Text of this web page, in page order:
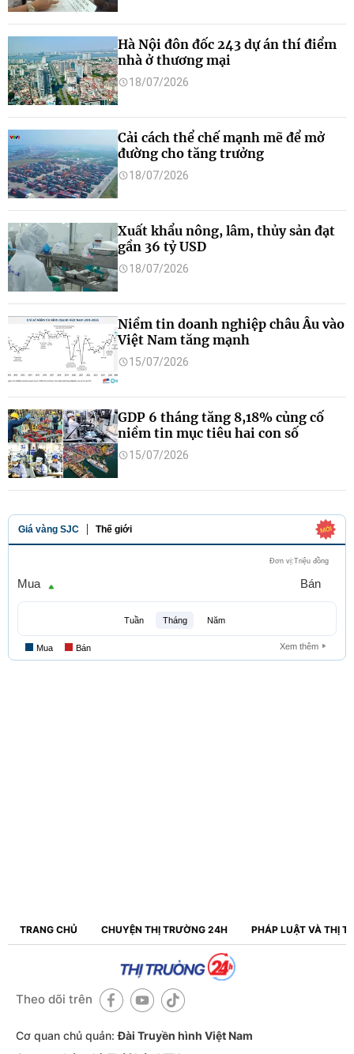
Hà Nội đôn đốc 243 dự án thí điểm
nhà ở thương mại
18/07/2026
Cải cách thể chế mạnh mẽ để mở
đường cho tăng trưởng
18/07/2026
Xuất khẩu nông, lâm, thủy sản đạt
gần 36 tỷ USD
18/07/2026
Niềm tin doanh nghiệp châu Âu vào
Việt Nam tăng mạnh
15/07/2026
GDP 6 tháng tăng 8,18% củng cố
niềm tin mục tiêu hai con số
15/07/2026
TRANG CHỦ CHUYỆN THỊ TRƯỜNG 24H PHÁP LUẬT VÀ THỊ
Theo dõi trên
Cơ quan chủ quản:Đài Truyền hình Việt Nam